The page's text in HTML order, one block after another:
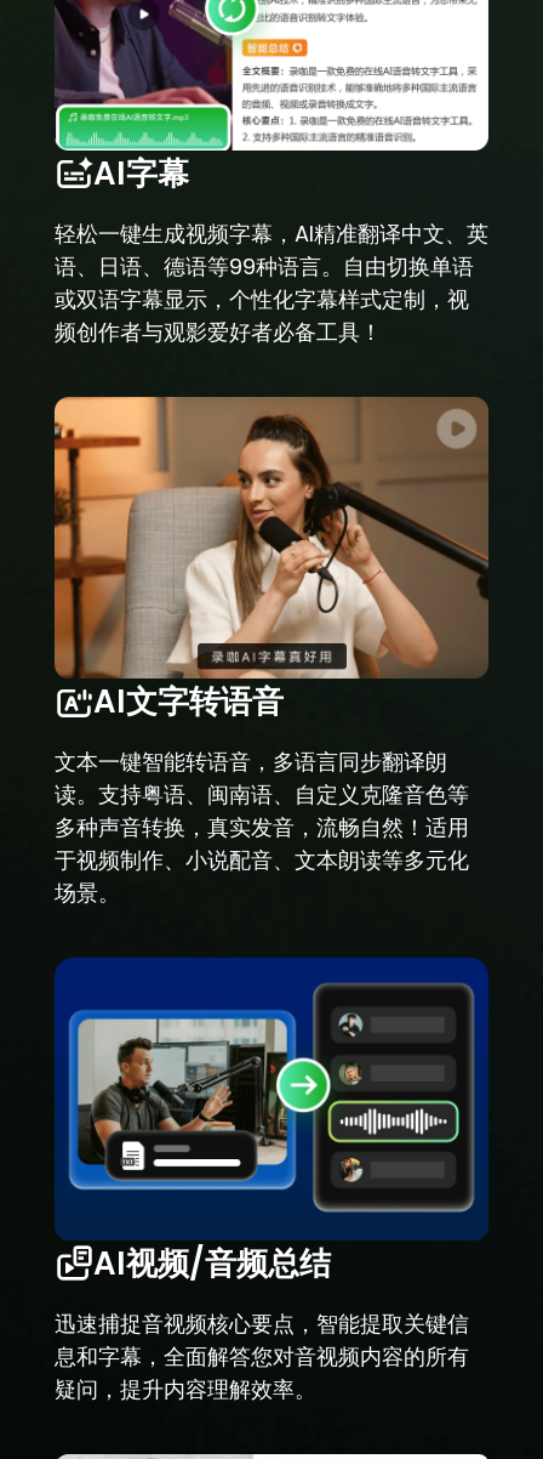
AI字幕
轻松一键生成视频字幕，AI精准翻译中文、英
语、日语、德语等99种语言。自由切换单语
或双语字幕显示，个性化字幕样式定制，视
频创作者与观影爱好者必备工具！
AI文字转语音
文本一键智能转语音，多语言同步翻译朗
读。支持粤语、闽南语、自定义克隆音色等
多种声音转换，真实发音，流畅自然！适用
于视频制作、小说配音、文本朗读等多元化
场景。
AI视频/音频总结
迅速捕捉音视频核心要点，智能提取关键信
息和字幕，全面解答您对音视频内容的所有
疑问，提升内容理解效率。